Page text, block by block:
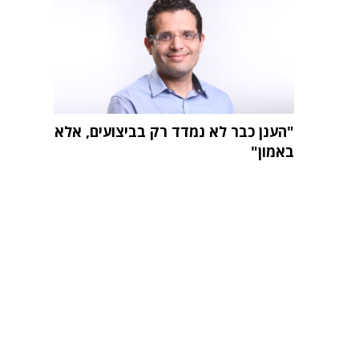
"הענן כבר לא נמדד רק בביצועים, אלא
באמון"